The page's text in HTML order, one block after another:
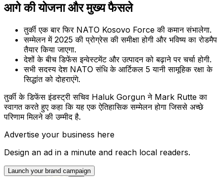
आगे की योजना और मुख्य फैसले
तुर्की एक बार फिर NATO Kosovo Force की कमान संभालेगा.
सम्मेलन में 2025 की प्रोग्रेस की समीक्षा होगी और भविष्य का रोडमैप
तैयार किया जाएगा.
देशों के बीच डिफेंस इन्वेस्टमेंट और उत्पादन को बढ़ाने पर चर्चा होगी.
सभी सदस्य देश NATO संधि के आर्टिकल 5 यानी सामूहिक रक्षा के
सिद्धांत को दोहराएंगे.
तुर्की के डिफेंस इंडस्ट्री सचिव Haluk Gorgun ने Mark Rutte का
स्वागत करते हुए कहा कि यह एक ऐतिहासिक सम्मेलन होगा जिससे अच्छे
परिणाम मिलने की उम्मीद है.
Advertise your business here
Design an ad in a minute and reach local readers.
Launch your brand campaign